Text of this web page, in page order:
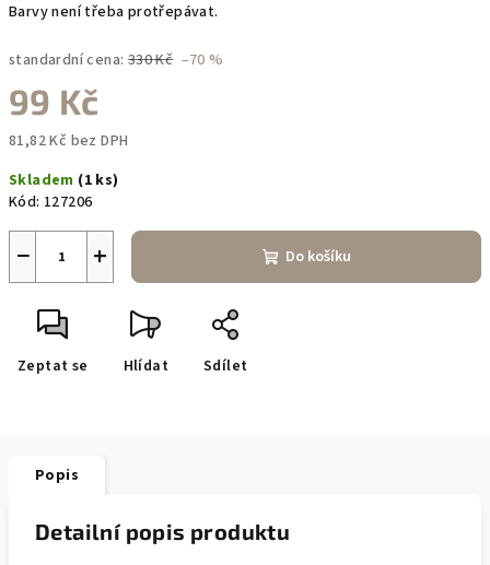
Barvy není třeba protřepávat.
standardní cena: 330 Kč –70 %
99 Kč
81,82 Kč bez DPH
cena:
Skladem (1 ks)
Kód: 127206
+
− Do košíku
Zeptat se Hlídat Sdílet
Popis
Detailní popis produktu